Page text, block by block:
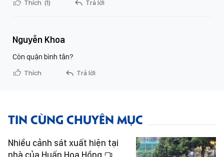
Thích (1) Trả lời
Nguyễn Khoa
Còn quận bình tân?
Thích Trả lời
TIN CÙNG CHUYÊN MỤC
Nhiều cảnh sát xuất hiện tại
nhà của Huấn Hoa Hồng